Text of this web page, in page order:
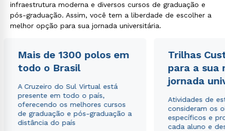
infraestrutura moderna e diversos cursos de graduação e
pós-graduação. Assim, você tem a liberdade de escolher a
melhor opção para sua jornada universitária.
Mais de 1300 polos em
todo o Brasil
A Cruzeiro do Sul Virtual está
presente em todo o país,
oferecendo os melhores cursos
de graduação e pós-graduação a
distância do país
Trilhas
para a sua
jornada
Atividades de
consideram os
específicos e
cada aluno e